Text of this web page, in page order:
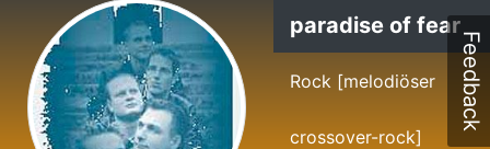
paradise of fear
Rock [melodiöser
crossover-rock]
Feedback